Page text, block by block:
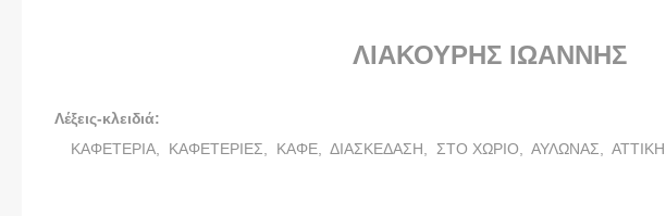
ΛΙΑΚΟΥΡΗΣ ΙΩΑΝΝΗΣ
Λέξεις-κλειδιά:
ΚΑΦΕΤΕΡΙΑ,
ΚΑΦΕΤΕΡΙΕΣ, ΚΑΦΕ, ΔΙΑΣΚΕΔΑΣΗ, ΣΤΟ ΧΩΡΙΟ, ΑΥΛΩΝΑΣ, ΑΤΤΙΚΗ,